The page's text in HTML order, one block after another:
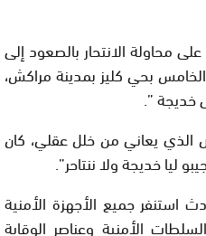
محاولة الانتحار بالصعود إلى
بحي كليز بمدينة مراكش،
خديجة ”.
يعاني من خلل عقلي، كان
ليا خديجة ولا ننتاحر”.
استنفر جميع الأجهزة الأمنية
الأمنية وعناصر الوقاية